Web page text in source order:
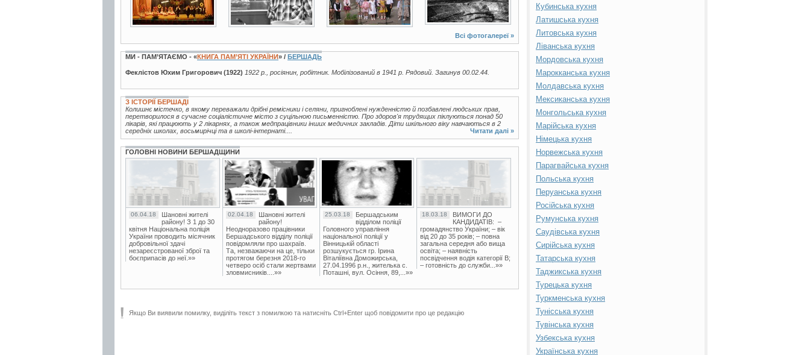
Всі фотогалереї »
МИ - ПАМ’ЯТАЄМО - «КНИГА ПАМ’ЯТІ УКРАЇНИ» / БЕРШАДЬ
Феклістов Юхим Григорович (1922) 1922 р., росіянин, робітник. Мобілізований в 1941 р. Рядовий. Загинув 00.02.44.
З ІСТОРІЇ БЕРШАДІ
Колишнє містечко, в якому переважали дрібні ремісники і селяни, пригноблені нужденністю й позбавлені людських прав,
перетворилося в сучасне соціалістичне місто з суцільною письменністю. Про здоров'я трудящих піклуються понад 50
лікарів, які працюють у 2 лікарнях, а також медпрацівники інших медичних закладів. Діти шкільного віку навчаються в 2
середніх школах, восьмирічці та в школі-інтернаті....
Читати далі »
ГОЛОВНІ НОВИНИ БЕРШАДЩИНИ
06.04.18
Шановні жителі
району! З 1 до 30
квітня Національна поліція
України проводить місячник
добровільної здачі
незареєстрованої зброї та
боєприпасів до неї.»»
02.04.18
Шановні жителі
району!
Неодноразово працівники
Бершадського відділу поліції
повідомляли про шахраїв.
Та, незважаючи на це, тільки
протягом березня 2018-го
четверо осіб стали жертвами
зловмисників....»»
25.03.18
Бершадським
відділом поліції
Головного управління
національної поліції у
Вінницькій області
розшукується гр. Ірина
Віталіївна Доможирська,
27.04.1996 р.н., жителька с.
Поташні, вул. Осіння, 89,...»»
18.03.18
ВИМОГИ ДО
КАНДИДАТІВ: –
громадянство України; – вік
від 20 до 35 років; – повна
загальна середня або вища
освіта; – наявність
посвідчення водія категорії В;
– готовність до служби...»»
Якщо Ви виявили помилку, виділіть текст з помилкою та натисніть Ctrl+Enter щоб повідомити про це редакцію
Кубинська кухня
Латишська кухня
Литовська кухня
Ліванська кухня
Мордовська кухня
Марокканська кухня
Молдавська кухня
Мексиканська кухня
Монгольська кухня
Марійська кухня
Німецька кухня
Норвежська кухня
Парагвайська кухня
Польська кухня
Перуанська кухня
Російська кухня
Румунська кухня
Саудівська кухня
Сирійська кухня
Татарська кухня
Таджикська кухня
Турецька кухня
Туркменська кухня
Тунісська кухня
Тувінська кухня
Узбекська кухня
Українська кухня